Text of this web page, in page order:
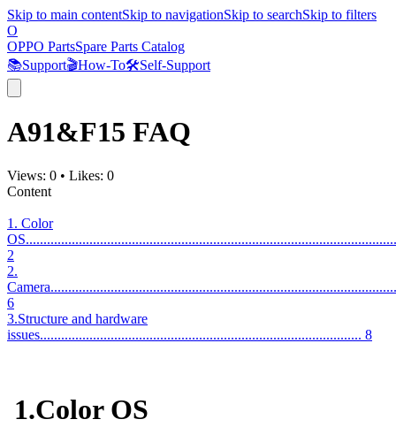
Skip to main contentSkip to navigationSkip to searchSkip to filters
O
OPPO PartsSpare Parts Catalog
📚Support🎬How-To🛠️Self-Support
A91&F15 FAQ
Views: 0 • Likes: 0
Content
1. Color
2
2.
6
3.Structure and hardware
issues........................................................................................... 8
1.Color OS